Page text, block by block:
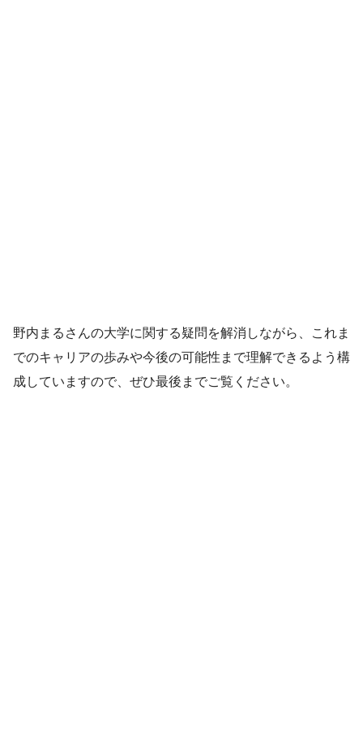
野内まるさんの大学に関する疑問を解消しながら、これま
でのキャリアの歩みや今後の可能性まで理解できるよう構
成していますので、ぜひ最後までご覧ください。